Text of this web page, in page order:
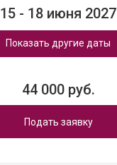
15 - 18 июня 2027
Показать другие даты
44 000 руб.
Подать заявку